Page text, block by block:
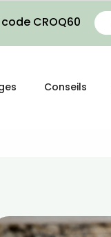
CROQ60
Conseils